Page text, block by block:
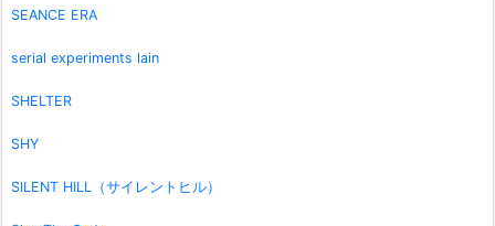
SEANCE ERA
serial experiments lain
SHELTER
SHY
SILENT HILL（サイレントヒル）